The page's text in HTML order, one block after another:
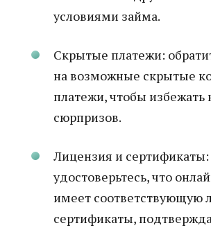
условиями займа.
Скрытые платежи:
на возможные скрытые
платежи, чтобы
сюрпризов.
Лицензия и сертификаты:
удостоверьтесь, что
имеет соответствующую
сертификаты,